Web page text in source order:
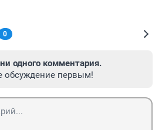
0
одного комментария.
обсуждение первым!